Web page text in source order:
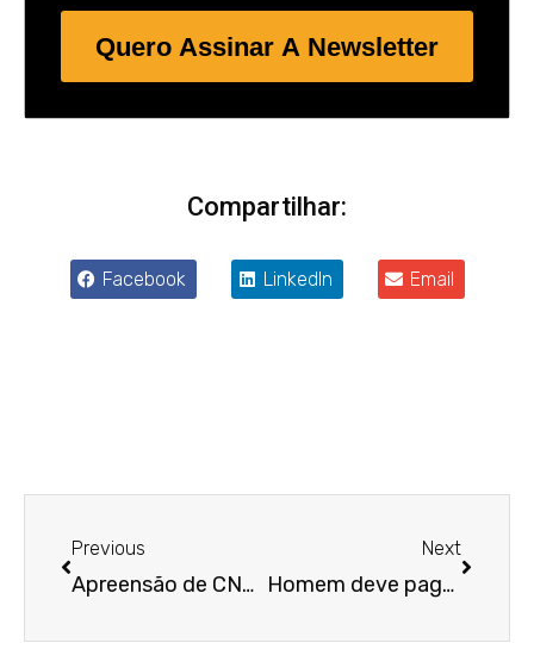
Quero Assinar A Newsletter
Compartilhar:
Facebook LinkedIn Email
Previous
Apreensão de CNH e passaporte só é autorizada se motivar satisfação da dívida trabalhista
Next
Homem deve pagar dividendos à ex-esposa enquanto estiver na condição de sócio